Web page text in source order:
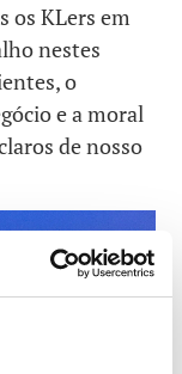
os KLers em
nestes
o
e a moral
de nosso